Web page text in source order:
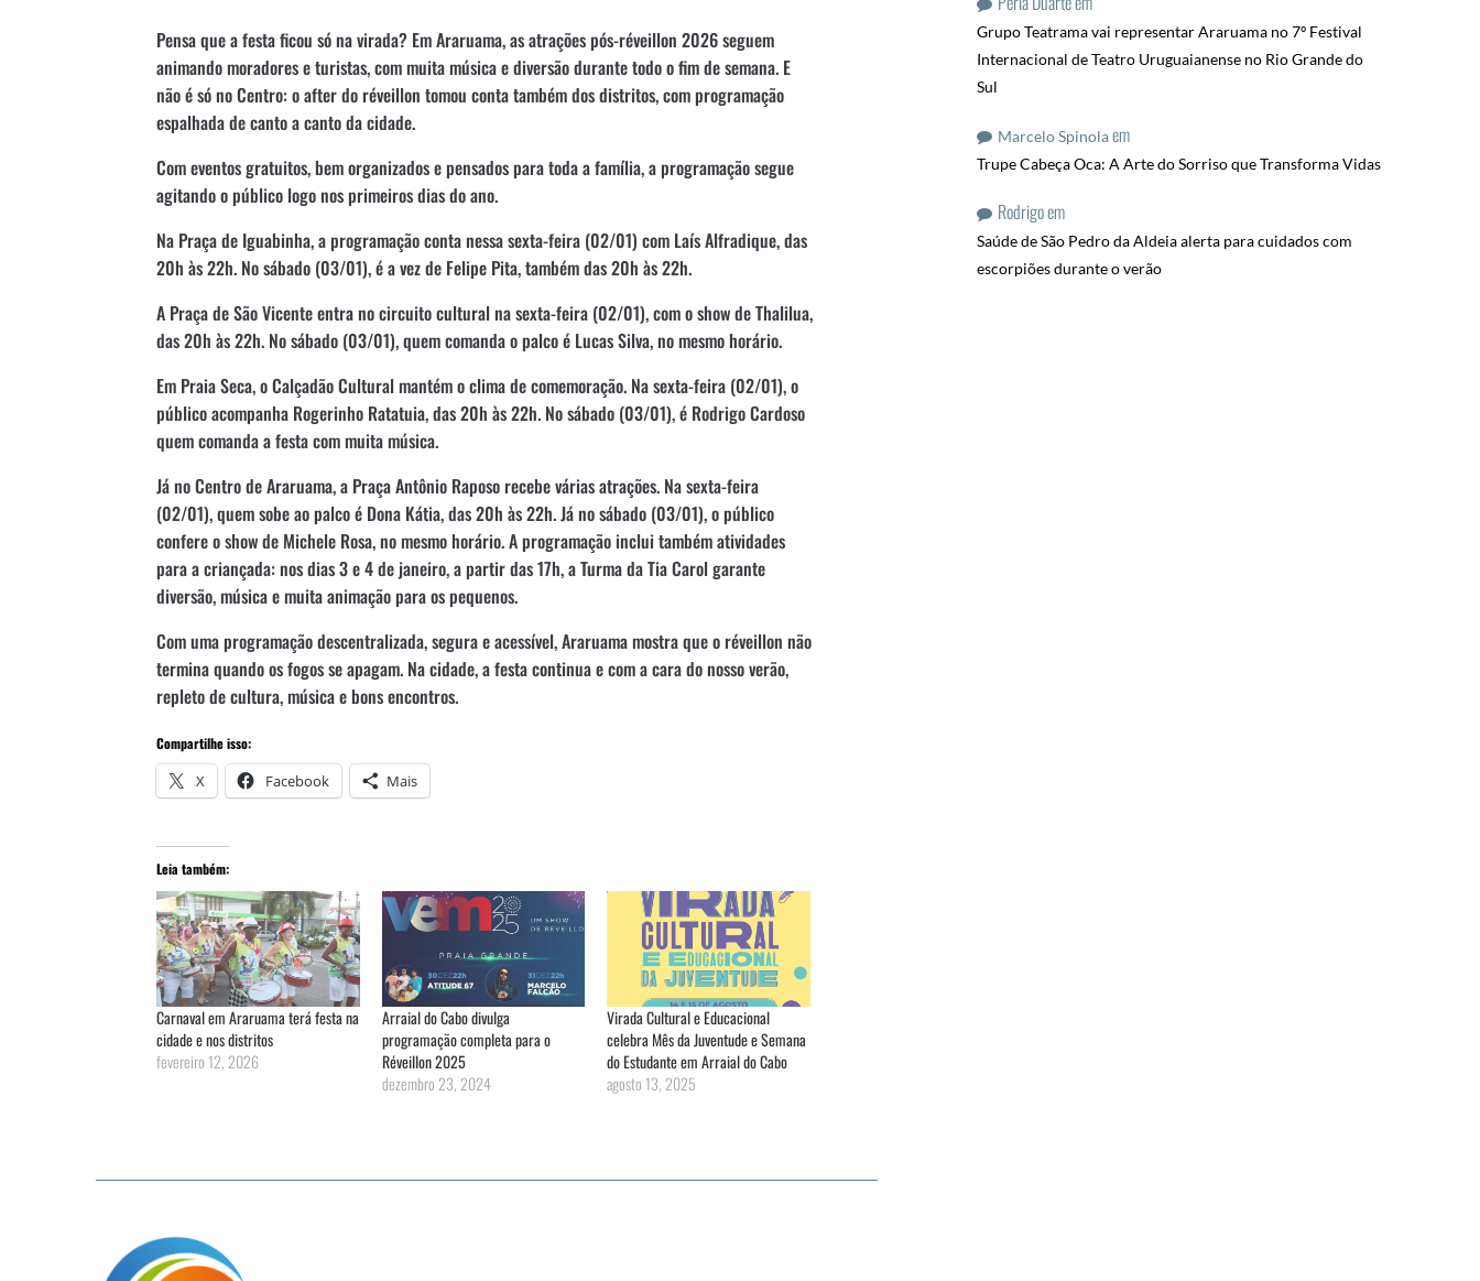
Pensa que a festa ficou só na virada? Em Araruama, as atrações pós-réveillon 2026 seguem
animando moradores e turistas, com muita música e diversão durante todo o fim de semana. E
não é só no Centro: o after do réveillon tomou conta também dos distritos, com programação
espalhada de canto a canto da cidade.
Com eventos gratuitos, bem organizados e pensados para toda a família, a programação segue
agitando o público logo nos primeiros dias do ano.
Na Praça de Iguabinha, a programação conta nessa sexta-feira (02/01) com Laís Alfradique, das
20h às 22h. No sábado (03/01), é a vez de Felipe Pita, também das 20h às 22h.
A Praça de São Vicente entra no circuito cultural na sexta-feira (02/01), com o show de Thalilua,
das 20h às 22h. No sábado (03/01), quem comanda o palco é Lucas Silva, no mesmo horário.
Em Praia Seca, o Calçadão Cultural mantém o clima de comemoração. Na sexta-feira (02/01), o
público acompanha Rogerinho Ratatuia, das 20h às 22h. No sábado (03/01), é Rodrigo Cardoso
quem comanda a festa com muita música.
Já no Centro de Araruama, a Praça Antônio Raposo recebe várias atrações. Na sexta-feira
(02/01), quem sobe ao palco é Dona Kátia, das 20h às 22h. Já no sábado (03/01), o público
confere o show de Michele Rosa, no mesmo horário. A programação inclui também atividades
para a criançada: nos dias 3 e 4 de janeiro, a partir das 17h, a Turma da Tia Carol garante
diversão, música e muita animação para os pequenos.
Com uma programação descentralizada, segura e acessível, Araruama mostra que o réveillon não
termina quando os fogos se apagam. Na cidade, a festa continua e com a cara do nosso verão,
repleto de cultura, música e bons encontros.
Compartilhe isso:
X Facebook Mais
Leia também:
Carnaval em Araruama terá festa na
cidade e nos distritos
fevereiro 12, 2026
Arraial do Cabo divulga
programação completa para o
Réveillon 2025
dezembro 23, 2024
Virada Cultural e Educacional
celebra Mês da Juventude e Semana
do Estudante em Arraial do Cabo
agosto 13, 2025
Grupo Teatrama vai representar Araruama no 7º Festival
Internacional de Teatro Uruguaianense no Rio Grande do
Sul
Marcelo Spinolaem
Trupe Cabeça Oca: A Arte do Sorriso que Transforma Vidas
Rodrigoem
Saúde de São Pedro da Aldeia alerta para cuidados com
escorpiões durante o verão